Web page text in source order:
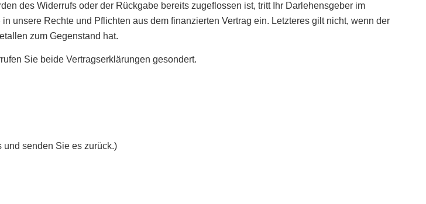
des Widerrufs oder der Rückgabe bereits zugeflossen ist, tritt Ihr Darlehensgeber im
unsere Rechte und Pflichten aus dem finanzierten Vertrag ein. Letzteres gilt nicht, wenn der
zum Gegenstand hat.
Sie beide Vertragserklärungen gesondert.
senden Sie es zurück.)